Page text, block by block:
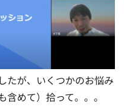
たが、いくつかのお悩み
含めて）拾って。。。